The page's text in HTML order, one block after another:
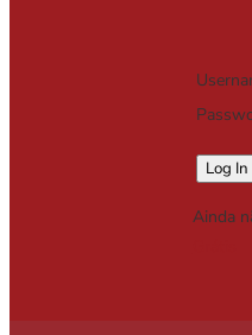
Ainda